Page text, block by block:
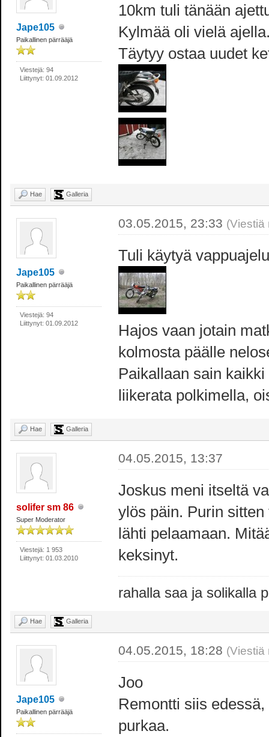
Jape105
Paikallinen pärrääjä
Viestejä: 94
Liittynyt: 01.09.2012
10km tuli tänään
Kylmää oli vielä
Täytyy ostaa uudet
Hae Galleria
Jape105
Paikallinen pärrääjä
Viestejä: 94
Liittynyt: 01.09.2012
03.05.2015, 23:33 (Viestiä
Tuli käytyä
Hajos vaan jotain
kolmosta päälle
Paikallaan sain
liikerata polkimella,
Hae Galleria
solifer sm 86
Super Moderator
Viestejä: 1 953
Liittynyt: 01.03.2010
04.05.2015, 13:37
Joskus meni itseltä
ylös päin. Purin
lähti pelaamaan.
keksinyt.
rahalla saa ja solikalla
Hae Galleria
Jape105
Paikallinen pärrääjä
04.05.2015, 18:28 (Viestiä
Joo
Remontti siis
purkaa.